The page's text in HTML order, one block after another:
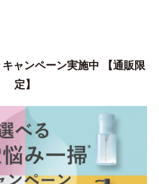
ャンペーン実施中 【通販限
定】